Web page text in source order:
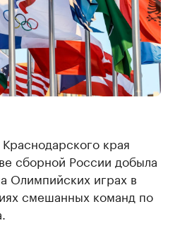
края
сборной России добыла
Олимпийских играх в
смешанных команд по